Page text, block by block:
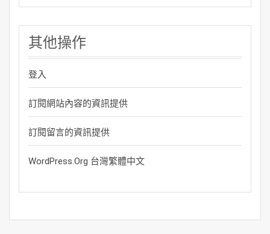
其他操作
登入
訂閱網站內容的資訊提供
訂閱留言的資訊提供
WordPress.org 台灣繁體中文